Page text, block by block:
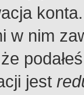
w nim
jest